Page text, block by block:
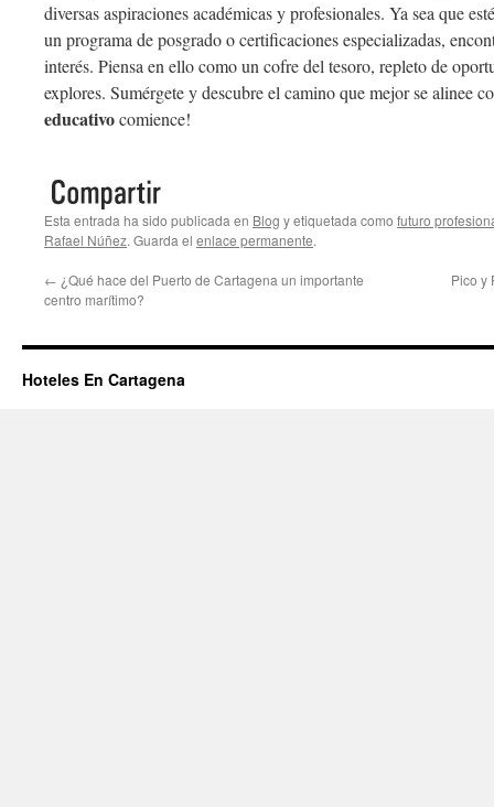
diversas aspiraciones académicas y profesionales. Ya sea que
un programa de posgrado o certificaciones especializadas,
interés. Piensa en ello como un cofre del tesoro, repleto de
explores. Sumérgete y descubre el camino que mejor se alinee
educativocomience!
Esta entrada ha sido publicada en Blog y etiquetada como futuro
Rafael Núñez. Guarda el enlace permanente.
← ¿Qué hace del Puerto de Cartagena un importante
centro marítimo?
Pico y
Hoteles En Cartagena